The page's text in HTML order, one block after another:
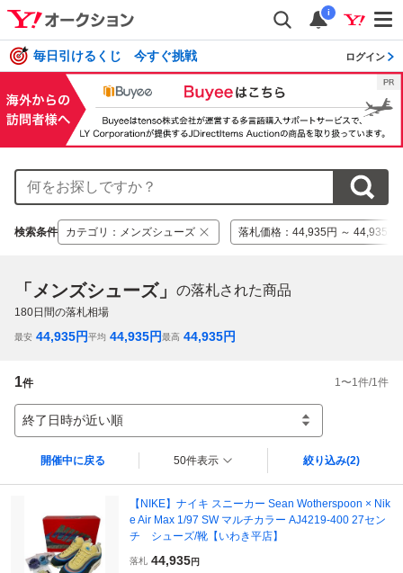
i
毎日引けるくじ 今すぐ挑戦 ログイン
検索条件 カテゴリ ： メンズシューズ 落札価格 ： 44,935円 ～ 44,935円
「メンズシューズ」 の落札された商品
180日間の落札相場
最安 44,935円平均 44,935円最高 44,935円
1件 1 〜1 件/1 件
終了日時が近い順
開催中に戻る 50件表示 絞り込み(2)
【NIKE】ナイキ スニーカー Sean Wotherspoon × Nik
e Air Max 1/97 SW マルチカラー AJ4219-400 27セン
チ シューズ/靴【いわき平店】
落札 44,935円